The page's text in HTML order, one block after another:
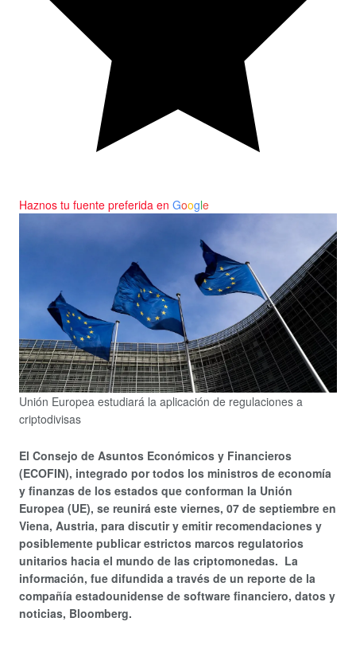
Haznos tu fuente preferida en Google
Unión Europea estudiará la aplicación de regulaciones a
criptodivisas
El Consejo de Asuntos Económicos y Financieros
(ECOFIN), integrado por todos los ministros de economía
y finanzas de los estados que conforman la Unión
Europea (UE), se reunirá este viernes, 07 de septiembre en
Viena, Austria, para discutir y emitir recomendaciones y
posiblemente publicar estrictos marcos regulatorios
unitarios hacia el mundo de las criptomonedas. La
información, fue difundida a través de un reporte de la
compañía estadounidense de software financiero, datos y
noticias, Bloomberg.